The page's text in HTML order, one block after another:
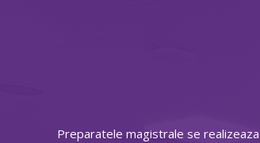
Preparatele magistrale se